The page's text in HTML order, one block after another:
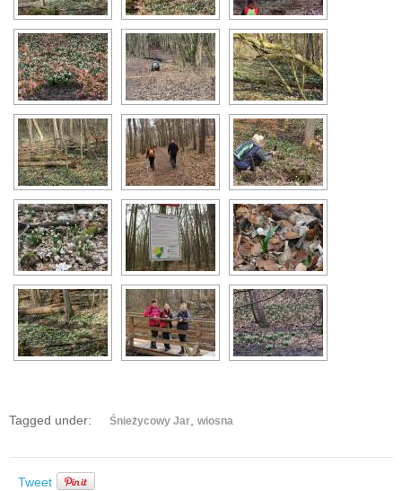
Tagged under: Śnieżycowy Jar, wiosna
Tweet